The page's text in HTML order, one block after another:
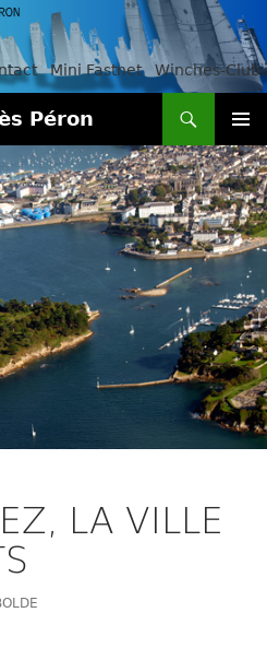
Mini Fastnet Winches-Club
Péron
MENU
LA VILLE